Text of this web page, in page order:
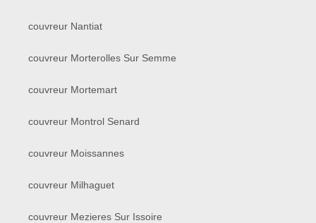
couvreur Nantiat
couvreur Morterolles Sur Semme
couvreur Mortemart
couvreur Montrol Senard
couvreur Moissannes
couvreur Milhaguet
couvreur Mezieres Sur Issoire